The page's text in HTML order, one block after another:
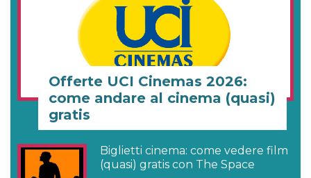
Offerte UCI Cinemas 2026:
come andare al cinema (quasi)
gratis
Biglietti cinema: come vedere film
(quasi) gratis con The Space